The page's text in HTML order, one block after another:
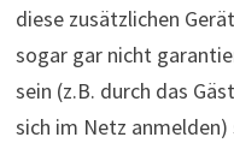
diese zusätzlichen
sogar gar nicht
sein (z.B. durch das
sich im Netz